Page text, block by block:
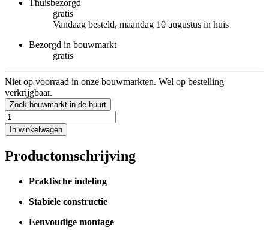
Thuisbezorgd
gratis
Vandaag besteld, maandag 10 augustus in huis
Bezorgd in bouwmarkt
gratis
Niet op voorraad in onze bouwmarkten. Wel op bestelling
verkrijgbaar.
Zoek bouwmarkt in de buurt
In winkelwagen
Productomschrijving
Praktische indeling
Stabiele constructie
Eenvoudige montage